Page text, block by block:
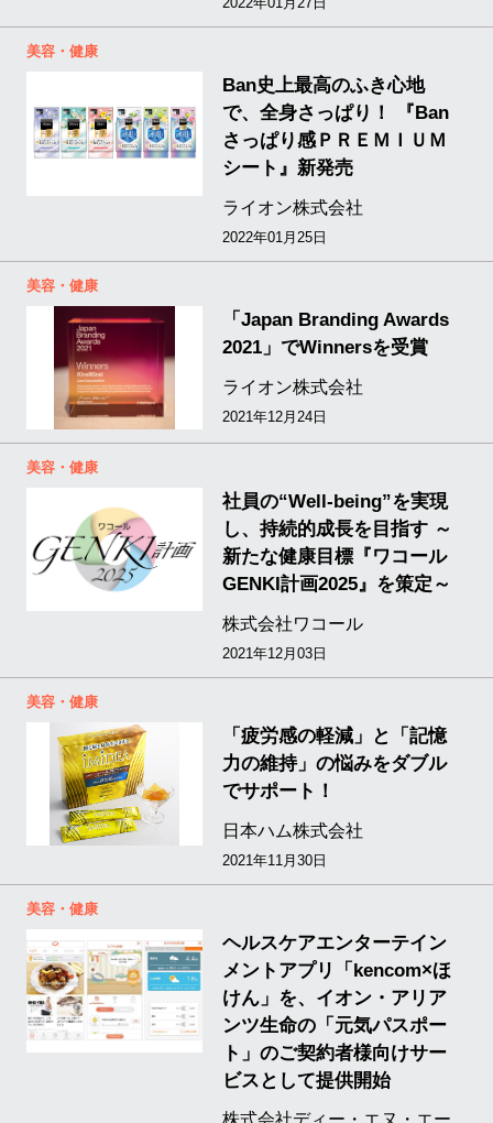
美容・健康
Ban史上最高のふき心地
で、全身さっぱり！ 『Ban
さっぱり感ＰＲＥＭＩＵＭ
シート』新発売
ライオン株式会社
2022年01月25日
美容・健康
「Japan Branding Awards
2021」でWinnersを受賞
ライオン株式会社
2021年12月24日
美容・健康
社員の“Well-being”を実現
し、持続的成長を目指す ～
新たな健康目標『ワコール
GENKI計画2025』を策定～
株式会社ワコール
2021年12月03日
美容・健康
「疲労感の軽減」と「記憶
力の維持」の悩みをダブル
でサポート！
日本ハム株式会社
2021年11月30日
美容・健康
ヘルスケアエンターテイン
メントアプリ「kencom×ほ
けん」を、イオン・アリア
ンツ生命の「元気パスポー
ト」のご契約者様向けサー
ビスとして提供開始